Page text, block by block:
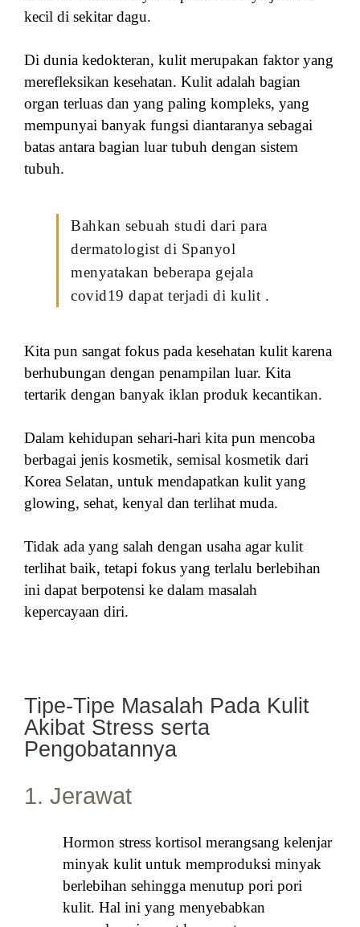
kecil di sekitar dagu.
Di dunia kedokteran, kulit merupakan faktor yang
merefleksikan kesehatan. Kulit adalah bagian
organ terluas dan yang paling kompleks, yang
mempunyai banyak fungsi diantaranya sebagai
batas antara bagian luar tubuh dengan sistem
tubuh.
Bahkan sebuah studi dari para
dermatologist di Spanyol
menyatakan beberapa gejala
covid19 dapat terjadi di kulit .
Kita pun sangat fokus pada kesehatan kulit karena
berhubungan dengan penampilan luar. Kita
tertarik dengan banyak iklan produk kecantikan.
Dalam kehidupan sehari-hari kita pun mencoba
berbagai jenis kosmetik, semisal kosmetik dari
Korea Selatan, untuk mendapatkan kulit yang
glowing, sehat, kenyal dan terlihat muda.
Tidak ada yang salah dengan usaha agar kulit
terlihat baik, tetapi fokus yang terlalu berlebihan
ini dapat berpotensi ke dalam masalah
kepercayaan diri.
Tipe-Tipe Masalah Pada Kulit
Akibat Stress serta
Pengobatannya
1. Jerawat
Hormon stress kortisol merangsang kelenjar
minyak kulit untuk memproduksi minyak
berlebihan sehingga menutup pori pori
kulit. Hal ini yang menyebabkan